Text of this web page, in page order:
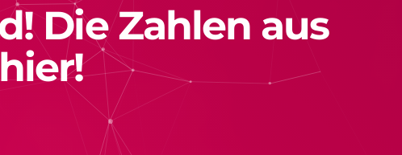
Die Zahlen aus